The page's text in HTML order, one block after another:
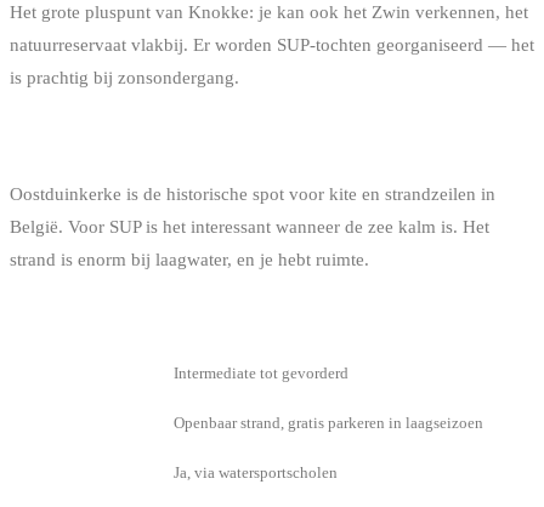
Het grote pluspunt van Knokke: je kan ook het Zwin verkennen, het
natuurreservaat vlakbij. Er worden SUP-tochten georganiseerd — het
is prachtig bij zonsondergang.
Oostduinkerke is de historische spot voor kite en strandzeilen in
België. Voor SUP is het interessant wanneer de zee kalm is. Het
strand is enorm bij laagwater, en je hebt ruimte.
Intermediate tot gevorderd
Openbaar strand, gratis parkeren in laagseizoen
Ja, via watersportscholen